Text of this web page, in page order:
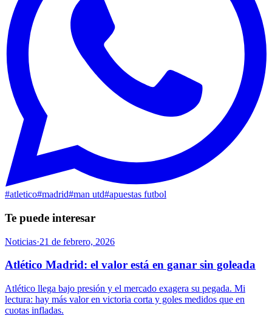
#atletico#madrid#man utd#apuestas futbol
Te puede interesar
Noticias·21 de febrero, 2026
Atlético Madrid: el valor está en ganar sin goleada
Atlético llega bajo presión y el mercado exagera su pegada. Mi
lectura: hay más valor en victoria corta y goles medidos que en
cuotas infladas.